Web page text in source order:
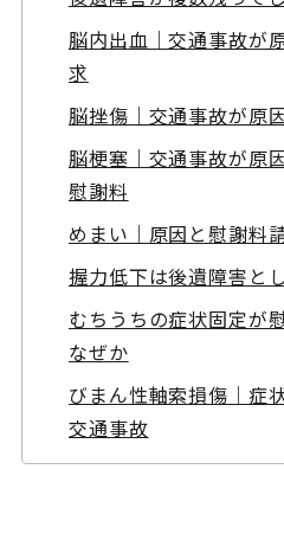
脳内出血｜交通事故が
求
脳挫傷｜交通事故が原
脳梗塞｜交通事故が原
慰謝料
めまい｜原因と慰謝料
握力低下は後遺障害と
むちうちの症状固定が
なぜか
びまん性軸索損傷｜症
交通事故